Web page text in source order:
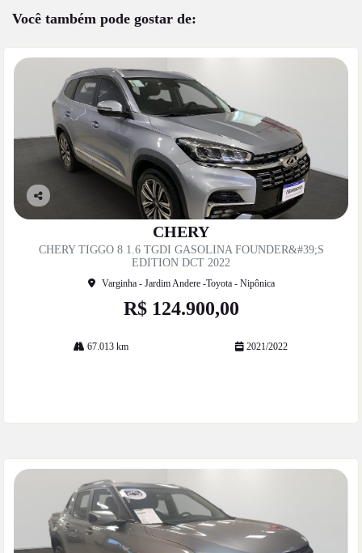
Você também pode gostar de:
Co
he
CHERY
CHERY TIGGO 8 1.6 TGDI GASOLINA FOUNDER&#39;S
EDITION DCT 2022
Varginha - Jardim Andere -Toyota - Nipônica
R$ 124.900,00
67.013 km 2021/2022